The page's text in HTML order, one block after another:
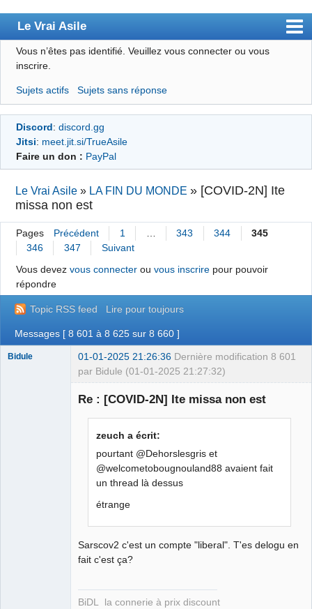
Le Vrai Asile
Accueil
Forum
Membres
Règles
S’inscrire
Connexion
Vous n’êtes pas identifié. Veuillez vous connecter ou vous
inscrire.
Sujets actifs Sujets sans réponse
Discord: discord.gg
Jitsi: meet.jit.si/TrueAsile
Faire un don : PayPal
Le Vrai Asile » LA FIN DU MONDE » [COVID-2N] Ite
missa non est
Pages Précédent 1 … 343 344
345
346
347
Suivant
Vous devez vous connecterou vous inscrirepour pouvoir
répondre
Topic RSS feed Lire pour toujours
Messages [ 8 601 à 8 625 sur 8 660 ]
8 601
Bidule 01-01-2025 21:26:36 Dernière modification
par Bidule (01-01-2025 21:27:32)
Re : [COVID-2N] Ite missa non est
zeuch a écrit:
pourtant @Dehorslesgris et
@welcometobougnouland88 avaient fait
un thread là dessus
étrange
Sarscov2 c'est un compte "liberal". T'es delogu en
fait c'est ça?
BiDL la connerie à prix discount